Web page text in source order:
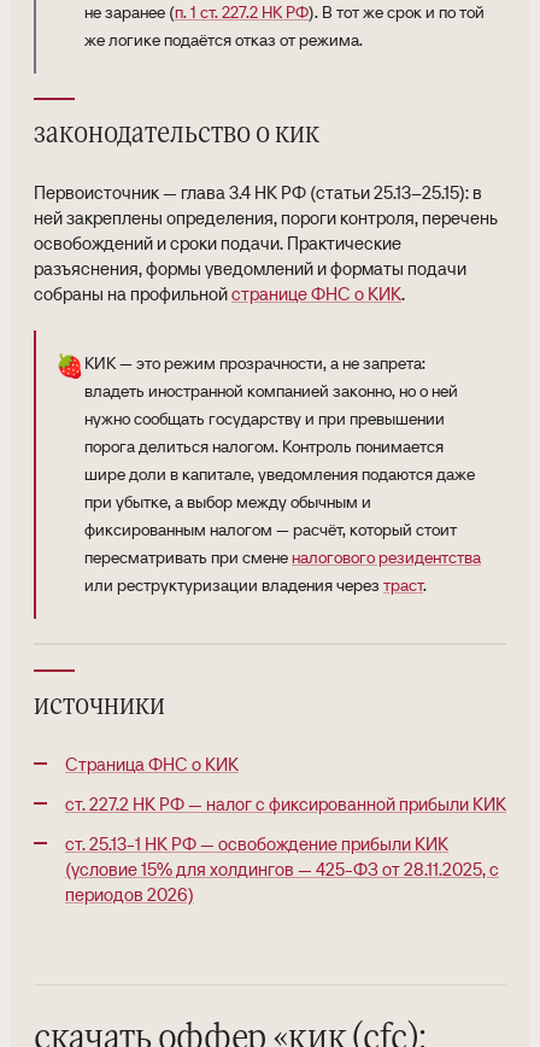
не заранее (п. 1 ст. 227.2 НК РФ). В тот же срок и по той
же логике подаётся отказ от режима.
законодательство о кик
Первоисточник — глава 3.4 НК РФ (статьи 25.13–25.15): в
ней закреплены определения, пороги контроля, перечень
освобождений и сроки подачи. Практические
разъяснения, формы уведомлений и форматы подачи
собраны на профильнойстранице ФНС о КИК.
🍓КИК — это режим прозрачности, а не запрета:
владеть иностранной компанией законно, но о ней
нужно сообщать государству и при превышении
порога делиться налогом. Контроль понимается
шире доли в капитале, уведомления подаются даже
при убытке, а выбор между обычным и
фиксированным налогом — расчёт, который стоит
пересматривать при смененалогового резидентства
или реструктуризации владения через траст.
источники
Страница ФНС о КИК
ст. 227.2 НК РФ — налог с фиксированной прибыли КИК
ст. 25.13-1 НК РФ — освобождение прибыли КИК
(условие 15% для холдингов — 425-ФЗ от 28.11.2025, с
периодов 2026)
скачать оффер «кик (cfc):